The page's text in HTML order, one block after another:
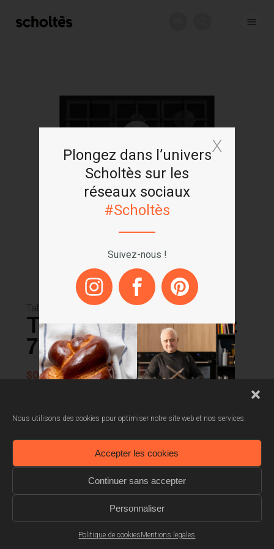
Nous utilisons des cookies pour optimiser notre site web et nos services.
Accepter les cookies
Continuer sans accepter
Personnaliser
Politique de cookiesMentions legales
Tables Gaz
Table de cuisson gaz
75 cm
SOTN1720B
Grilles multi-foyers en fonte / Support pour
Flamme contrôle +
Commandes frontales
5 brûleurs gaz dont un triple couronne
Plongez dans l’univers
Scholtès sur les
réseaux sociaux
#Scholtès
Suivez-nous !